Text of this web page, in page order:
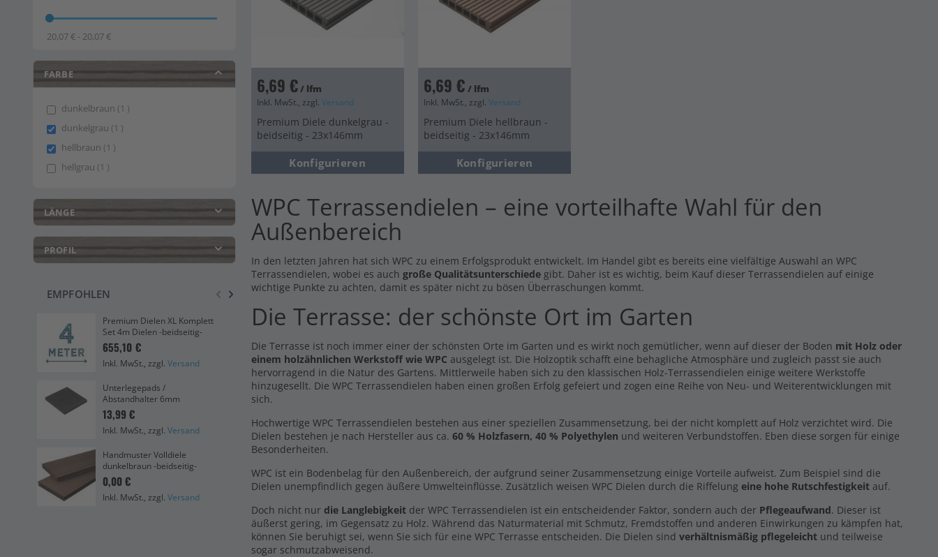
6,69 €/ lfm
Inkl. MwSt., zzgl. Versand
Premium Diele dunkelgrau -
beidseitig - 23x146mm
Konfigurieren
6,69 € / lfm
Inkl. MwSt., zzgl. Versand
Premium Diele hellbraun -
beidseitig - 23x146mm
Konfigurieren
WPC Terrassendielen – eine vorteilhafte Wahl für den
Außenbereich
In den letzten Jahren hat sich WPC zu einem Erfolgsprodukt entwickelt. Im Handel gibt es bereits eine vielfältige Auswahl an WPC
Terrassendielen, wobei es auch große Qualitätsunterschiede gibt. Daher ist es wichtig, beim Kauf dieser Terrassendielen auf einige
wichtige Punkte zu achten, damit es später nicht zu bösen Überraschungen kommt.
Die Terrasse: der schönste Ort im Garten
Die Terrasse ist noch immer einer der schönsten Orte im Garten und es wirkt noch gemütlicher, wenn auf dieser der Boden mit Holz oder
einem holzähnlichen Werkstoff wie WPC ausgelegt ist. Die Holzoptik schafft eine behagliche Atmosphäre und zugleich passt sie auch
hervorragend in die Natur des Gartens. Mittlerweile haben sich zu den klassischen Holz-Terrassendielen einige weitere Werkstoffe
hinzugesellt. Die WPC Terrassendielen haben einen großen Erfolg gefeiert und zogen eine Reihe von Neu- und Weiterentwicklungen mit
sich.
Hochwertige WPC Terrassendielen bestehen aus einer speziellen Zusammensetzung, bei der nicht komplett auf Holz verzichtet wird. Die
Dielen bestehen je nach Hersteller aus ca. 60 % Holzfasern, 40 % Polyethylen und weiteren Verbundstoffen. Eben diese sorgen für einige
Besonderheiten.
WPC ist ein Bodenbelag für den Außenbereich, der aufgrund seiner Zusammensetzung einige Vorteile aufweist. Zum Beispiel sind die
Dielen unempfindlich gegen äußere Umwelteinflüsse. Zusätzlich weisen WPC Dielen durch die Riffelung eine hohe Rutschfestigkeitauf.
Doch nicht nur die Langlebigkeitder WPC Terrassendielen ist ein entscheidender Faktor, sondern auch der Pflegeaufwand. Dieser ist
äußerst gering, im Gegensatz zu Holz. Während das Naturmaterial mit Schmutz, Fremdstoffen und anderen Einwirkungen zu kämpfen hat,
können Sie beruhigt sei, wenn Sie sich für eine WPC Terrasse entscheiden. Die Dielen sind verhältnismäßig pflegeleichtund teilweise
sogar schmutzabweisend.
20,07 € - 20,07 €
FARBE
dunkelbraun 1 item
dunkelgrau 1 item
hellbraun 1 item
hellgrau 1 item
LÄNGE
PROFIL
EMPFOHLEN
Premium Dielen XL Komplett
Set 4m Dielen -beidseitig-
655,10 €
Inkl. MwSt., zzgl. Versand
Unterlegepads /
Abstandhalter 6mm
13,99 €
Inkl. MwSt., zzgl. Versand
Handmuster Volldiele
dunkelbraun -beidseitig-
0,00 €
Inkl. MwSt., zzgl. Versand
Handmuster Breitdiele
beidseitig-
0,00 €
Inkl. MwSt., zzgl.Versand
Breitdiele Premium XL
13,19 €/ lfm
Inkl. MwSt., zzgl.
Volldielen Komplett Set 3m
Dielen -beidseitig-
505,18 €
Inkl. MwSt., zzgl.Versand
Handmuster Easy Line
0,00 €
Inkl. MwSt., zzgl.Versand
Unterlegepads /
Inkl. MwSt., zzgl. Versand
550,84 €